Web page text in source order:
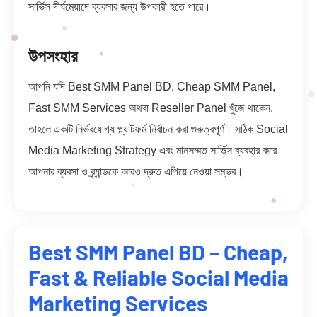
সার্ভিস দীর্ঘমেয়াদে ব্যবসার জন্য উপকারী হতে পারে।
উপসংহার
আপনি যদি Best SMM Panel BD, Cheap SMM Panel,
Fast SMM Services অথবা Reseller Panel খুঁজে থাকেন,
তাহলে একটি নির্ভরযোগ্য প্ল্যাটফর্ম নির্বাচন করা গুরুত্বপূর্ণ। সঠিক Social
Media Marketing Strategy এবং মানসম্মত সার্ভিস ব্যবহার করে
আপনার ব্যবসা ও ব্র্যান্ডকে আরও দ্রুত এগিয়ে নেওয়া সম্ভব।
Best SMM Panel BD – Cheap,
Fast & Reliable Social Media
Marketing Services